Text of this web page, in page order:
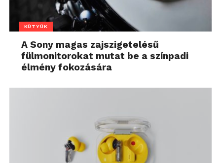
KÜTYÜK
A Sony magas zajszigetelésű
fülmonitorokat mutat be a színpadi
élmény fokozására